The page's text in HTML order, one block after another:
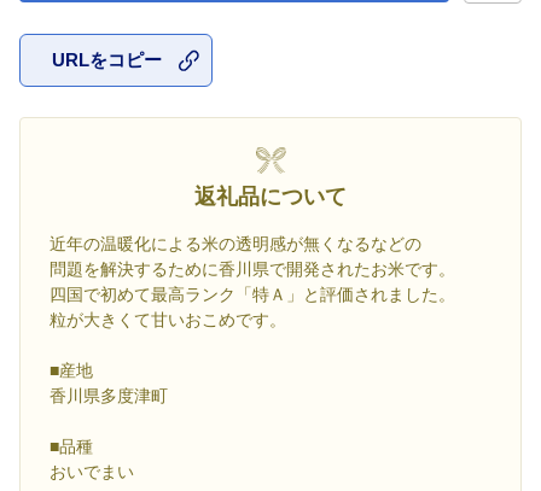
URLをコピー
返礼品について
近年の温暖化による米の透明感が無くなるなどの
問題を解決するために香川県で開発されたお米です。
四国で初めて最高ランク「特Ａ」と評価されました。
粒が大きくて甘いおこめです。
■産地
香川県多度津町
■品種
おいでまい